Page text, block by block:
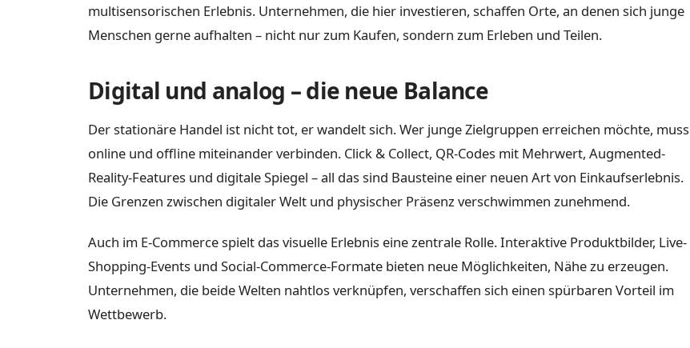
multisensorischen Erlebnis. Unternehmen, die hier investieren, schaffen Orte, an denen sich junge
Menschen gerne aufhalten – nicht nur zum Kaufen, sondern zum Erleben und Teilen.
Digital und analog – die neue Balance
Der stationäre Handel ist nicht tot, er wandelt sich. Wer junge Zielgruppen erreichen möchte, muss
online und offline miteinander verbinden. Click & Collect, QR-Codes mit Mehrwert, Augmented-
Reality-Features und digitale Spiegel – all das sind Bausteine einer neuen Art von Einkaufserlebnis.
Die Grenzen zwischen digitaler Welt und physischer Präsenz verschwimmen zunehmend.
Auch im E-Commerce spielt das visuelle Erlebnis eine zentrale Rolle. Interaktive Produktbilder, Live-
Shopping-Events und Social-Commerce-Formate bieten neue Möglichkeiten, Nähe zu erzeugen.
Unternehmen, die beide Welten nahtlos verknüpfen, verschaffen sich einen spürbaren Vorteil im
Wettbewerb.